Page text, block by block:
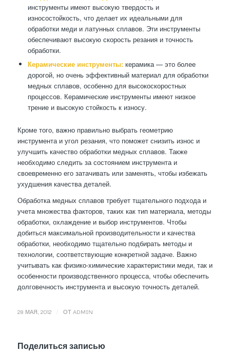
инструменты имеют высокую твердость и
износостойкость, что делает их идеальными для
обработки меди и латунных сплавов. Эти инструменты
обеспечивают высокую скорость резания и точность
обработки.
Керамические инструменты:керамика — это более
дорогой, но очень эффективный материал для обработки
медных сплавов, особенно для высокоскоростных
процессов. Керамические инструменты имеют низкое
трение и высокую стойкость к износу.
Кроме того, важно правильно выбрать геометрию
инструмента и угол резания, что поможет снизить износ и
улучшить качество обработки медных сплавов. Также
необходимо следить за состоянием инструмента и
своевременно его затачивать или заменять, чтобы избежать
ухудшения качества деталей.
Обработка медных сплавов требует тщательного подхода и
учета множества факторов, таких как тип материала, методы
обработки, охлаждение и выбор инструментов. Чтобы
добиться максимальной производительности и качества
обработки, необходимо тщательно подбирать методы и
технологии, соответствующие конкретной задаче. Важно
учитывать как физико-химические характеристики меди, так и
особенности производственного процесса, чтобы обеспечить
долговечность инструмента и высокую точность деталей.
28 МАЯ, 2012 ОТ ADMIN
Поделиться записью